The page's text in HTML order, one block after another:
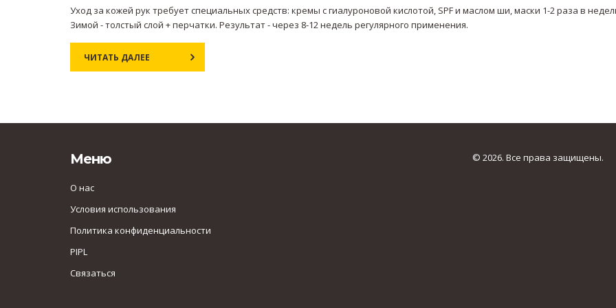
Уход за кожей рук требует специальных средств: кремы с гиалуроновой кислотой, SPF и маслом ши, маски 1-2 раза в
Зимой - толстый слой + перчатки. Результат - через 8-12 недель регулярного применения.
ЧИТАТЬ ДАЛЕЕ
Меню
О нас
Условия использования
Политика конфиденциальности
PIPL
Связаться
© 2026. Все права защищены.